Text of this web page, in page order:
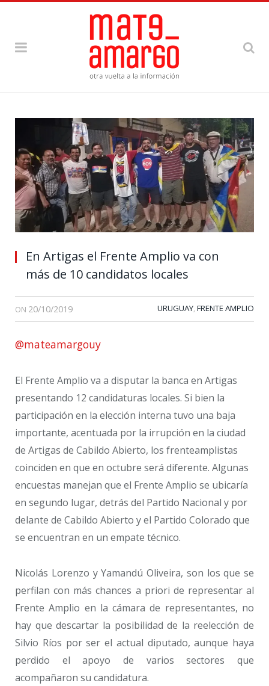
En Artigas el Frente Amplio va con
más de 10 candidatos locales
ON 20/10/2019 URUGUAY, FRENTE AMPLIO
@mateamargouy
El Frente Amplio va a disputar la banca en Artigas
presentando 12 candidaturas locales. Si bien la
participación en la elección interna tuvo una baja
importante, acentuada por la irrupción en la ciudad
de Artigas de Cabildo Abierto, los frenteamplistas
coinciden en que en octubre será diferente. Algunas
encuestas manejan que el Frente Amplio se ubicaría
en segundo lugar, detrás del Partido Nacional y por
delante de Cabildo Abierto y el Partido Colorado que
se encuentran en un empate técnico.
Nicolás Lorenzo y Yamandú Oliveira, son los que se
perfilan con más chances a priori de representar al
Frente Amplio en la cámara de representantes, no
hay que descartar la posibilidad de la reelección de
Silvio Ríos por ser el actual diputado, aunque haya
perdido el apoyo de varios sectores que
acompañaron su candidatura.